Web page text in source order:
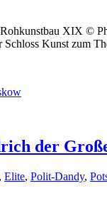
Rohkunstbau XIX ©
Schloss Kunst zum
der
, Elite, Polit-Dandy,